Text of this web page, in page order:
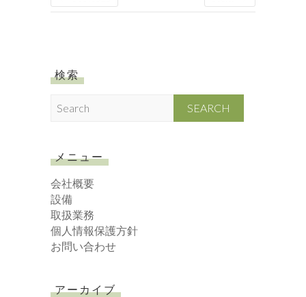
検索
c
h
メニュー
会社概要
設備
取扱業務
個人情報保護方針
お問い合わせ
アーカイブ